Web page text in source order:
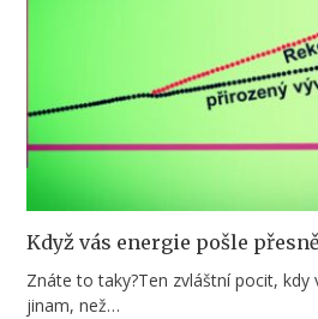
Když vás energie pošle
Znátе to taky?Ten zvláštní pocit, kdy
jinam, než…